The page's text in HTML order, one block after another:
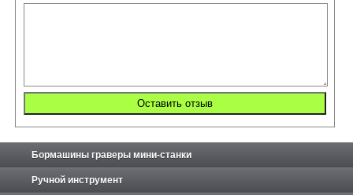
Бормашины граверы мини-станки
Ручной инструмент